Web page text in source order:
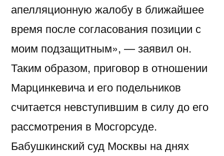
апелляционную жалобу в ближайшее
время после согласования позиции с
моим подзащитным», — заявил он.
Таким образом, приговор в отношении
Марцинкевича и его подельников
считается невступившим в силу до его
рассмотрения в Мосгорсуде.
Бабушкинский суд Москвы на днях